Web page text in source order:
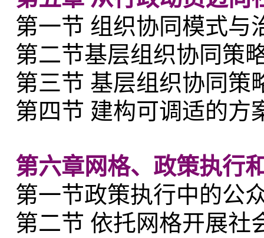
第一节 组织协同模式与
第二节基层组织协同策
第三节 基层组织协同策
第四节 建构可调适的
第六章网格、政策执行
第一节政策执行中的公
第二节 依托网格开展社